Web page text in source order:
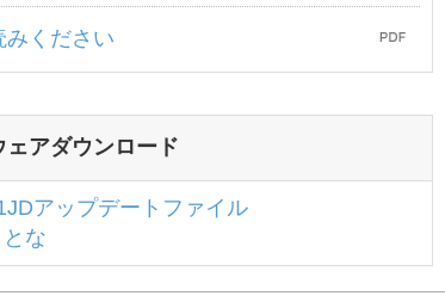
みください
ェアダウンロード
アップデートファイル
な